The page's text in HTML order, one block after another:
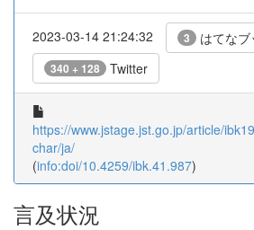
2023-03-14 21:24:32 3 はてな
340 + 128 Twitter
https://www.jstage.jst.go.jp/article/
char/ja/
(info:doi/10.4259/ibk.41.987)
言及状況